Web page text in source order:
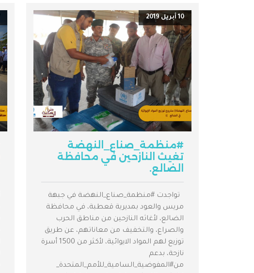
#منظمة_صناع_النهضة
تغيث النازحين في محافظة
الضالع.
تواجدت #منظمة_صناع_النهضة في جبهة
مريس والعود بمديرية قعطبة، في محافظة
الضالع، لأغاثه النازحين من مناطق الحرب
والصراع، والتخفيف من معاناتهم، عن طريق
توزيع لهم المواد الايوائية، لأكثر من 1500 أسرة
نازحة، بدعم
من#المفوضية_السامية_للأمم_المتحدة_
10 أبريل 2019